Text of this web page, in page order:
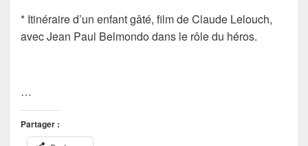
* Itinéraire d’un enfant gâté, film deClaude Lelouch,
avecJean Paul Belmondodans le rôle du héros.
…
Partager :